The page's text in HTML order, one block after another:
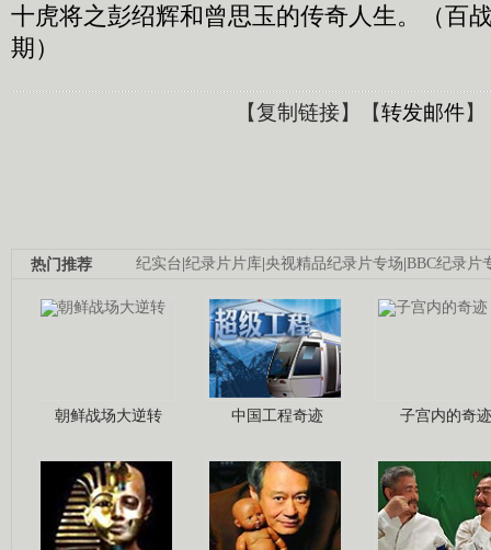
十虎将之彭绍辉和曾思玉的传奇人生。（百
期）
【复制链接】【转发邮件】
纪实台|纪录片片库|央视精品纪录片专场|BBC纪录片
热门推荐
朝鲜战场大逆转 中国工程奇迹 子宫内的奇迹